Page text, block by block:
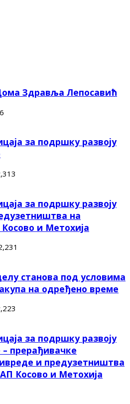
Здравља Лепосавић
за подршку развоју
за подршку развоју
на
и Метохија
станова под условима
на одређено време
за подршку развоју
прерађивачке
и предузетништва
Косово и Метохија